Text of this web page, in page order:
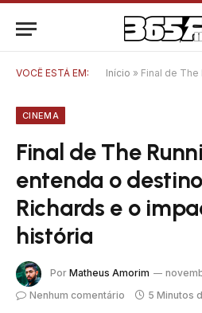
VOCÊ ESTÁ EM: Início » Final de The Running
CINEMA
Final de The
entenda o
Richards e o
história
Por Matheus Amorim
Nenhum comentário
5 Minutos